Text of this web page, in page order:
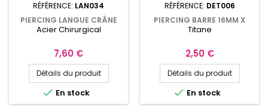
RÉFÉRENCE: LAN034
PIERCING LANGUE CRÂNE
TÊTE DE MORT ACIER
Acier Chirurgical
Prix
7,60 €
Détails du produit
 En stock
RÉFÉRENCE: DET006
PIERCING BARRE 16MM X
1,6MM TITANE
Titane
Prix
2,50 €
Détails du produit
 En stock